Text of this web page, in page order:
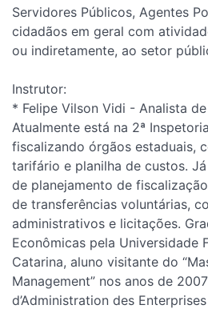
Servidores Públicos, Agentes
cidadãos em geral com
ou indiretamente, ao setor
Instrutor:
* Felipe Vilson Vidi - Analista
Atualmente está na 2ª
fiscalizando órgãos estaduais,
tarifário e planilha de custos.
de planejamento de
de transferências voluntárias,
administrativos e licitações.
Econômicas pela Universidade
Catarina, aluno visitante do
Management” nos anos de
d’Administration des